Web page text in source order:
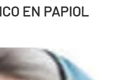
EN PAPIOL